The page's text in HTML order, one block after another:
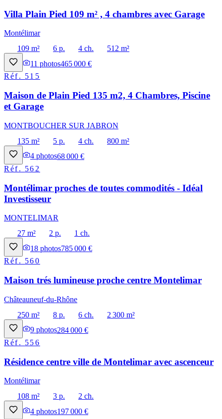
Villa Plain Pied 109 m² , 4 chambres avec Garage
Montélimar
109 m²
6 p. 4 ch.
512 m²
11 photos465 000 €
Réf. 515
Maison de Plain Pied 135 m2, 4 Chambres, Piscine
et Garage
MONTBOUCHER SUR JABRON
135 m²
5 p. 4 ch.
800 m²
4 photos68 000 €
Réf. 562
Montélimar proches de toutes commodités - Idéal
Investisseur
MONTELIMAR
27 m²
2 p.
1 ch.
18 photos785 000 €
Réf. 560
Maison trés lumineuse proche centre Montelimar
Châteauneuf-du-Rhône
250 m²
8 p. 6 ch.
2 300 m²
9 photos284 000 €
Réf. 556
Résidence centre ville de Montelimar avec ascenceur
Montélimar
108 m²
3 p.
2 ch.
4 photos197 000 €